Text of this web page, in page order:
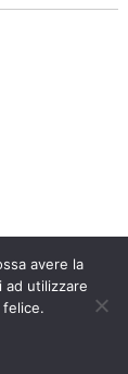
avere la
ad utilizzare